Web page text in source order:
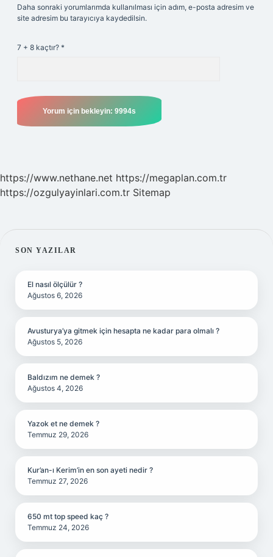
Daha sonraki yorumlarımda kullanılması için adım, e-posta adresim ve
site adresim bu tarayıcıya kaydedilsin.
7 + 8 kaçtır? *
https://www.nethane.net https://megaplan.com.tr
https://ozgulyayinlari.com.tr Sitemap
SIDEBAR
SON YAZILAR
El nasıl ölçülür ?
Ağustos 6, 2026
Avusturya’ya gitmek için hesapta ne kadar para olmalı ?
Ağustos 5, 2026
Baldızım ne demek ?
Ağustos 4, 2026
Yazok et ne demek ?
Temmuz 29, 2026
Kur’an-ı Kerim’in en son ayeti nedir ?
Temmuz 27, 2026
650 mt top speed kaç ?
Temmuz 24, 2026